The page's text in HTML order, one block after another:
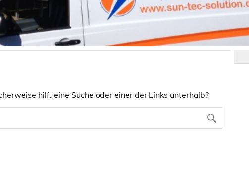
hilft eine Suche oder einer der Links unterhalb?